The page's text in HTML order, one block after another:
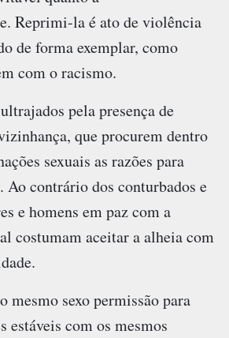
Reprimi-la é ato de violência
de forma exemplar, como
com o racismo.
pela presença de
que procurem dentro
sexuais as razões para
contrário dos conturbados e
e homens em paz com a
costumam aceitar a alheia com
mesmo sexo permissão para
estáveis com os mesmos